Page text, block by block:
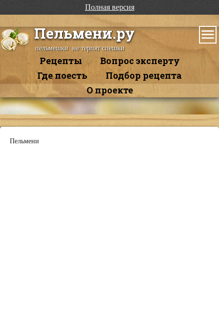
Полная версия
Пельмени.ру
пельмешки не терпят спешки
Рецепты
Вопрос эксперту
Где поесть
Подбор рецепта
О проекте
Пельмени